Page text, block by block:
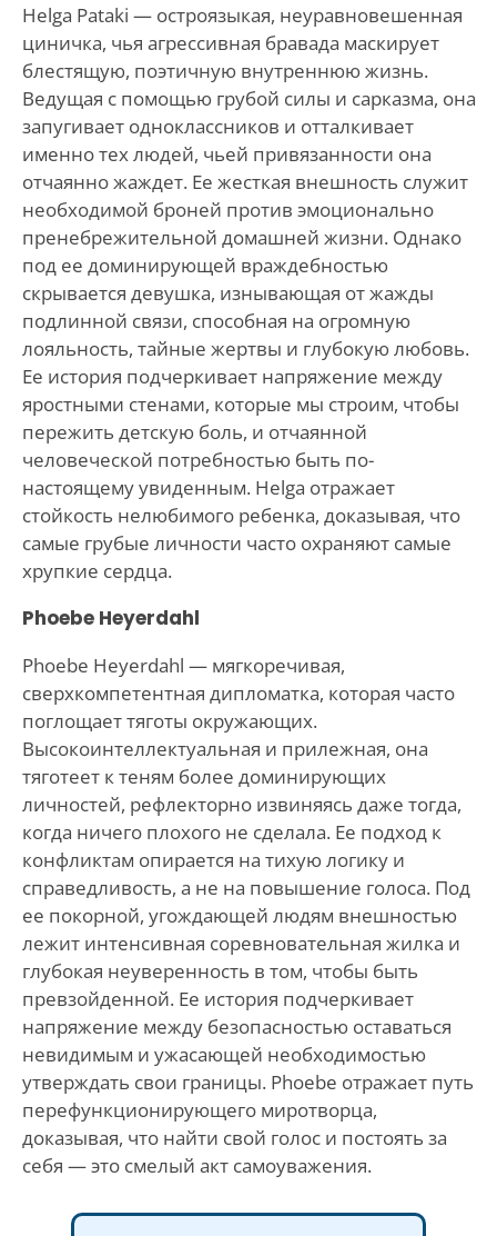
Helga Pataki — остроязыкая, неуравновешенная
циничка, чья агрессивная бравада маскирует
блестящую, поэтичную внутреннюю жизнь.
Ведущая с помощью грубой силы и сарказма, она
запугивает одноклассников и отталкивает
именно тех людей, чьей привязанности она
отчаянно жаждет. Ее жесткая внешность служит
необходимой броней против эмоционально
пренебрежительной домашней жизни. Однако
под ее доминирующей враждебностью
скрывается девушка, изнывающая от жажды
подлинной связи, способная на огромную
лояльность, тайные жертвы и глубокую любовь.
Ее история подчеркивает напряжение между
яростными стенами, которые мы строим, чтобы
пережить детскую боль, и отчаянной
человеческой потребностью быть по-
настоящему увиденным. Helga отражает
стойкость нелюбимого ребенка, доказывая, что
самые грубые личности часто охраняют самые
хрупкие сердца.
Phoebe Heyerdahl
Phoebe Heyerdahl — мягкоречивая,
сверхкомпетентная дипломатка, которая часто
поглощает тяготы окружающих.
Высокоинтеллектуальная и прилежная, она
тяготеет к теням более доминирующих
личностей, рефлекторно извиняясь даже тогда,
когда ничего плохого не сделала. Ее подход к
конфликтам опирается на тихую логику и
справедливость, а не на повышение голоса. Под
ее покорной, угождающей людям внешностью
лежит интенсивная соревновательная жилка и
глубокая неуверенность в том, чтобы быть
превзойденной. Ее история подчеркивает
напряжение между безопасностью оставаться
невидимым и ужасающей необходимостью
утверждать свои границы. Phoebe отражает путь
перефункционирующего миротворца,
доказывая, что найти свой голос и постоять за
себя — это смелый акт самоуважения.